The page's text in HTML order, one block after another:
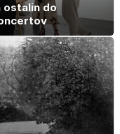
ostalin do